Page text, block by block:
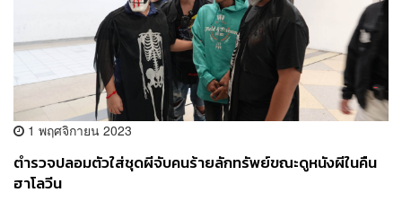
1 พฤศจิกายน 2023
ตำรวจปลอมตัวใส่ชุดผีจับคนร้ายลักทรัพย์ขณะดูหนังผีในคืน
ฮาโลวีน